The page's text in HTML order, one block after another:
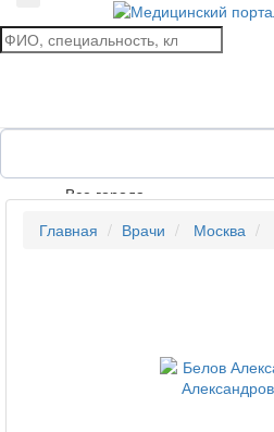
Все города
Главная
Врачи Москва